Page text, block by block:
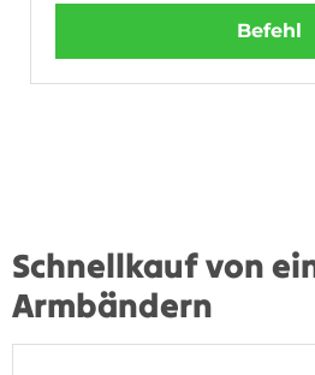
Befehl
Schnellkauf von
Armbändern